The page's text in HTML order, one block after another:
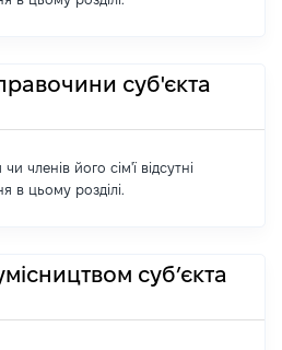
суб'єкта
членів його сім'ї відсутні
в цьому розділі.
суб’єкта